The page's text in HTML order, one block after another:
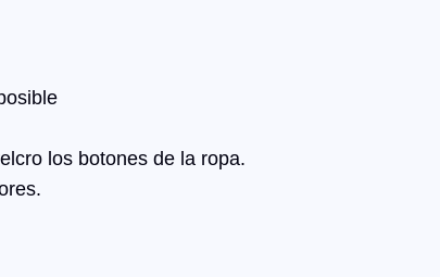
los botones de la ropa.